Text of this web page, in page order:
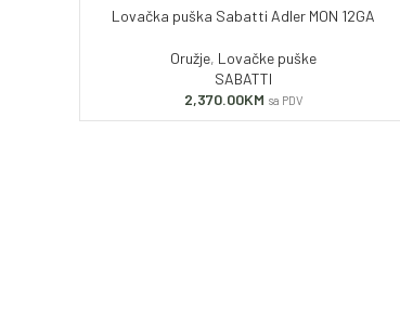
Lovačka puška Sabatti Adler MON 12GA
Oružje, Lovačke puške
SABATTI
2,370.00KM sa PDV